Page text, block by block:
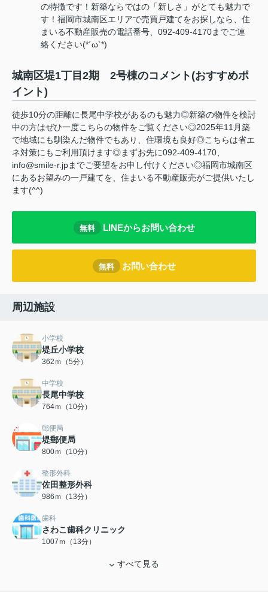
の特徴です！新築ならではの「新しさ」がとても魅力で
す！福岡市城南区エリアで売買戸建てをお探しなら、住
まいる不動産販売の電話番号、092-409-4170までご連
絡ください(*´ω`*)
城南区堤1丁目2期 2号棟のコメント(おすすめポ
イント)
徒歩10分の距離に長尾中学校があるのも魅力◎新築の物件を検討
中の方はぜひ一度こちらの物件をご覧ください◎2025年11月築
で地域にも馴染んだ物件でもあり、住環境も良好◎こちらは省エ
ネ対策にもご利用頂けます◎まずお先に092-409-4170、
info@smile-r.jpまでご要望をお申し付けください◎福岡市城南区
にあるお望みの一戸建てを、住まいる不動産販売がご提供いたし
ます(^^)
無料 LINEからお問い合わせ
無料 お問い合わせ
周辺施設
小学校
堤丘小学校
362ｍ（5分）
中学校
長尾中学校
764ｍ（10分）
郵便局
堤郵便局
800ｍ（10分）
整形外科
佐田整形外科
986ｍ（13分）
歯科
さわこ歯科クリニック
1007ｍ（13分）
すべて見る